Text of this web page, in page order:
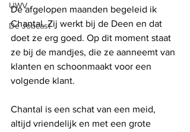
UWV
De Jobcast
De afgelopen maanden begeleid ik
Chantal. Zij werkt bij de Deen en dat
doet ze erg goed. Op dit moment staat
ze bij de mandjes, die ze aanneemt van
klanten en schoonmaakt voor een
volgende klant.
Chantal is een schat van een meid,
altijd vriendelijk en met een grote